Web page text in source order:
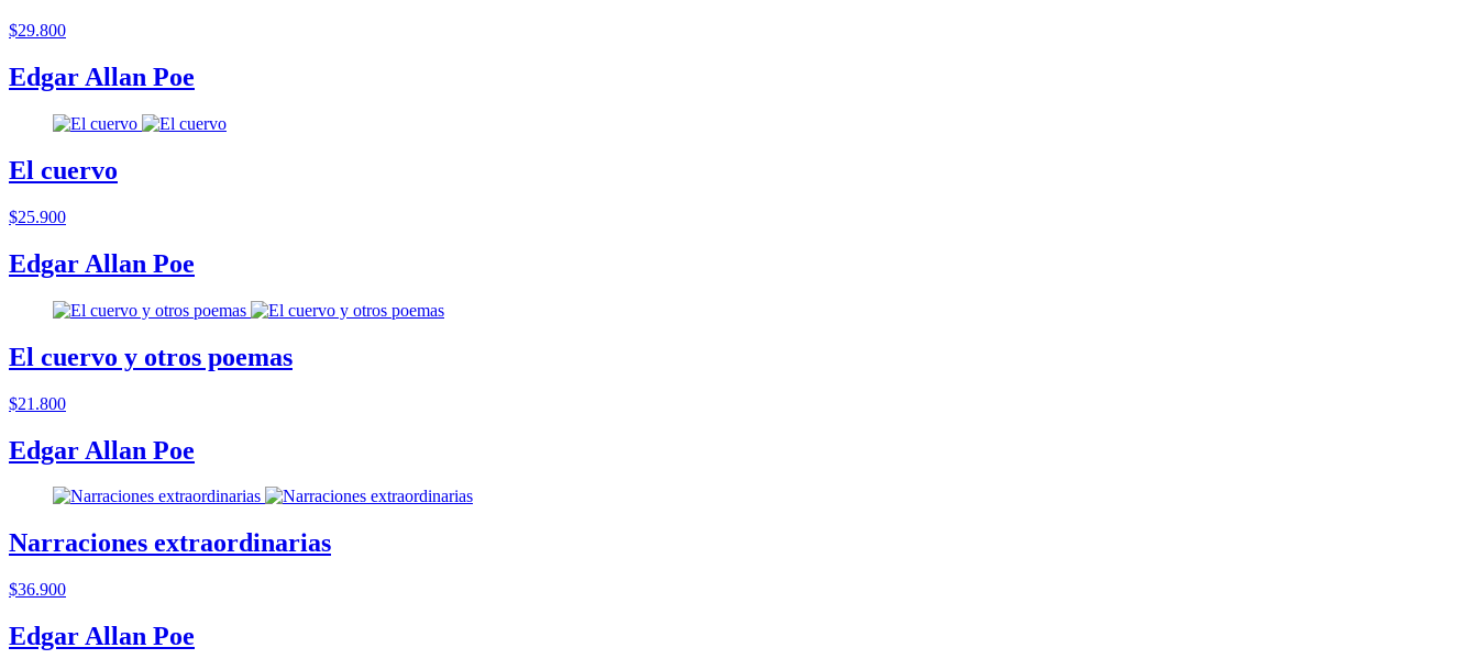
$29.800
Edgar Allan Poe
El cuervo
$25.900
Edgar Allan Poe
El cuervo y otros poemas
$21.800
Edgar Allan Poe
Narraciones extraordinarias
$36.900
Edgar Allan Poe